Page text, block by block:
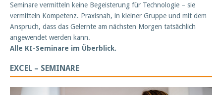
Seminare vermitteln keine Begeisterung für Technologie – sie
vermitteln Kompetenz. Praxisnah, in kleiner Gruppe und mit dem
Anspruch, dass das Gelernte am nächsten Morgen tatsächlich
angewendet werden kann.
Alle KI-Seminare im Überblick.
EXCEL – SEMINARE